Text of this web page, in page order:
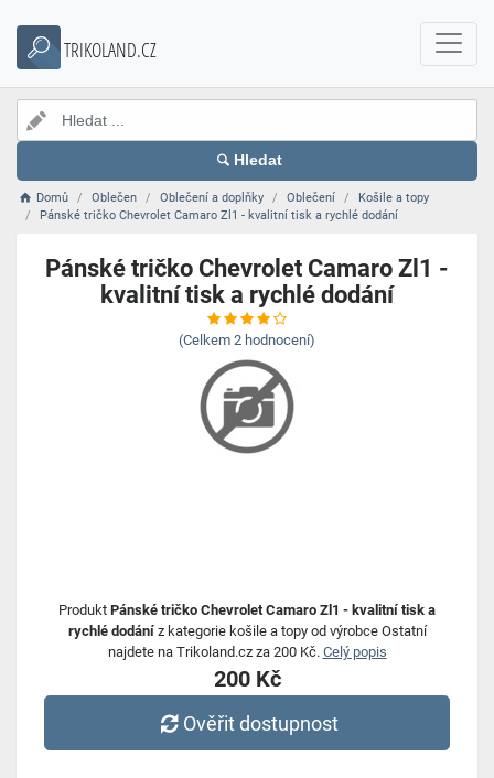
TRIKOLAND.CZ
Hledat
Domů Oblečen Oblečení a doplňky Oblečení
Košile a topy
Pánské tričko Chevrolet Camaro Zl1 - kvalitní tisk a rychlé dodání
Pánské tričko Chevrolet Camaro Zl1 -
kvalitní tisk a rychlé dodání
(Celkem 2 hodnocení)
Produkt Pánské tričko Chevrolet Camaro Zl1 - kvalitní tisk a
rychlé dodáníz kategorie košile a topy od výrobce Ostatní
najdete na Trikoland.cz za 200 Kč. Celý popis
200 Kč
Ověřit dostupnost